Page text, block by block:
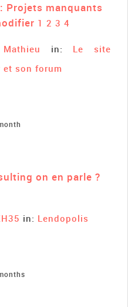
Projets manquants
1 2 3 4
Mathieu in: Le site
son forum
on en parle ?
in: Lendopolis